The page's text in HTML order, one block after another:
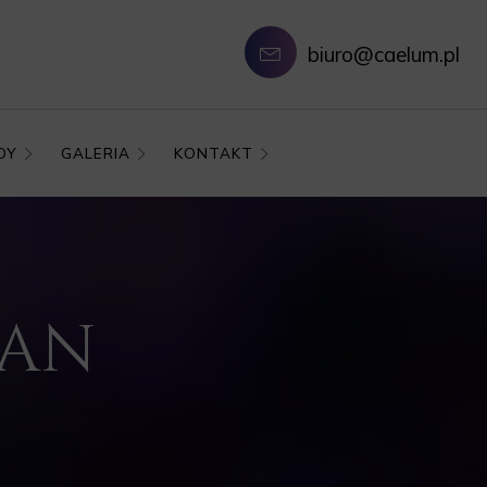
biuro@caelum.pl
GALERIA KONTAKT